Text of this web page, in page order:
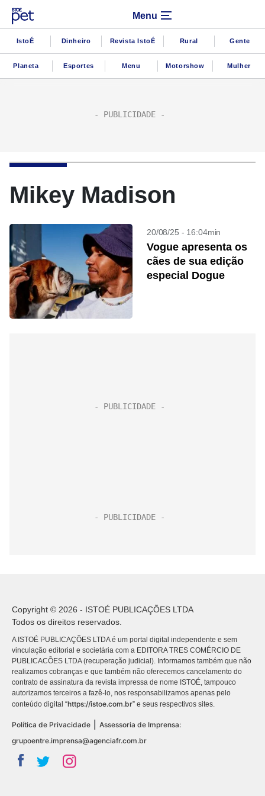
Menu
IstoÉ Dinheiro Revista IstoÉ Rural Gente
Planeta Esportes Menu Motorshow Mulher
Mikey Madison
20/08/25 - 16:04min
Vogue apresenta os
cães de sua edição
especial Dogue
Copyright © 2026 - ISTOÉ PUBLICAÇÕES LTDA
Todos os direitos reservados.
A ISTOÉ PUBLICAÇÕES LTDA é um portal digital independente e sem
vinculação editorial e societária com a EDITORA TRES COMÉRCIO DE
PUBLICACÕES LTDA (recuperação judicial). Informamos também que não
realizamos cobranças e que também não oferecemos cancelamento do
contrato de assinatura da revista impressa de nome ISTOÉ, tampouco
autorizamos terceiros a fazê-lo, nos responsabilizamos apenas pelo
conteúdo digital “https://istoe.com.br” e seus respectivos sites.
Política de Privacidade
Assessoria de Imprensa:
grupoentre.imprensa@agenciafr.com.br